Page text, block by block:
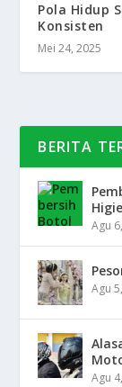
Pola Hidup
Konsisten
Mei 24, 2025
BERITA
Agu
Agu
Agu